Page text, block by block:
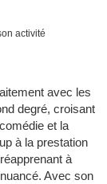
activité
avec les
degré, croisant
et la
à la prestation
à
Avec son